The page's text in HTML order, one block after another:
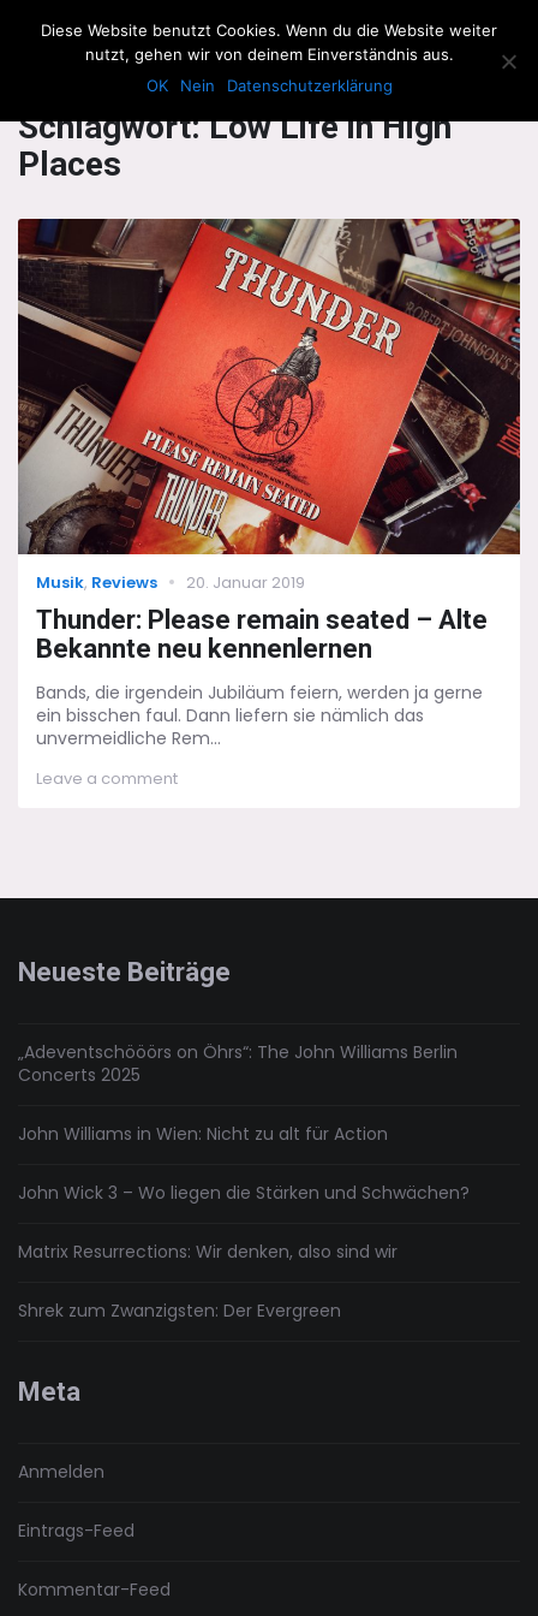
The Howling Men
Schlagwort:Low Life in High
Places
Categories
Musik, Reviews
Posted
20. Januar 2019
Thunder: Please remain seated – Alte
Bekannte neu kennenlernen
Bands, die irgendein Jubiläum feiern, werden ja gerne
ein bisschen faul. Dann liefern sie nämlich das
unvermeidliche Rem...
Leave a commenton
kennenlernen
Neueste Beiträge
„Adeventschööörs on Öhrs“: The John Williams Berlin
Concerts 2025
John Williams in Wien: Nicht zu alt für Action
John Wick 3 – Wo liegen die Stärken und Schwächen?
Matrix Resurrections: Wir denken, also sind wir
Shrek zum Zwanzigsten: Der Evergreen
Meta
Anmelden
Eintrags-Feed
Kommentar-Feed
Diese Website benutzt Cookies. Wenn du die Website weiter
nutzt, gehen wir von deinem Einverständnis aus.
OK
Nein Datenschutzerklärung